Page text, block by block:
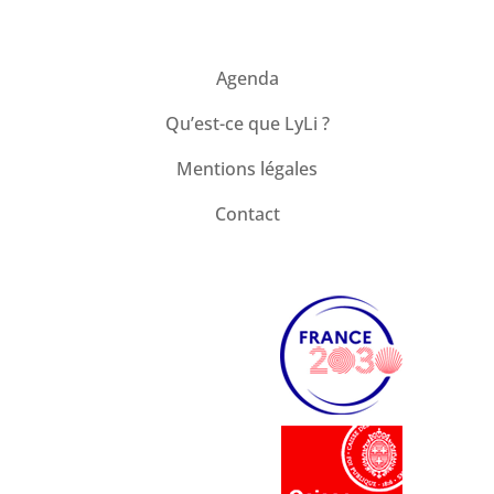
Agenda
Qu’est-ce que LyLi ?
Mentions légales
Contact